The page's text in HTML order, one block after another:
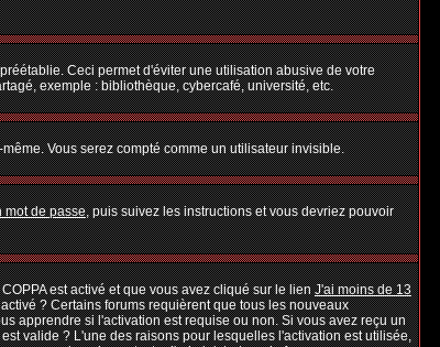
Ceci permet d'éviter une utilisation abusive de votre
exemple : bibliothèque, cybercafé, université, etc.
Vous serez compté comme un utilisateur invisible.
mot de passe, puis suivez les instructions et vous devriez pouvoir
est activé et que vous avez cliqué sur le lienJ'ai moins de 13
? Certains forums requièrent que tous les nouveaux
apprendre si l'activation est requise ou non. Si vous avez reçu un
valide ? L'une des raisons pour lesquelles l'activation est utilisée,